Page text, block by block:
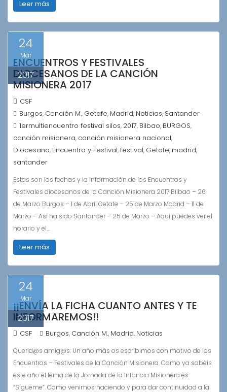
Leer más
24
Mar
2017
ENCUENTROS Y FESTIVALES
DIOCESANOS DE LA CANCIÓN
MISIONERA 2017
CSF
Burgos, Canción M., Getafe, Madrid, Noticias, Santander
1ermultiencuentro festival silos, 2017, Bilbao, BURGOS,
canción misionera, canción misionera nacional,
Diocesano, Encuentro y Festival,festival, Getafe, madrid,
santander
Estas son las fechas y la información de los Encuentros y
Festivales diocesanos de la Canción Misionera 2017 Bilbao – 26
de Marzo Burgos – 1 de Abril Getafe – 25 de Marzo Madrid – 11 de
Marzo – Así ha sido Santander – 25 de Marzo – Aquí puedes ver el
horario y el…
Leer más
24
Mar
2017
¡¡ENVÍA LA FICHA CUANTO ANTES Y TE
INFORMAREMOS!!
CSF Burgos, Canción M., Madrid, Noticias
Querid@s amig@s: Un año más os escribimos con motivo de los
Encuentros – Festivales de la Canción Misionera. Como ya sabéis
este año el lema de la Jornada de la Infancia Misionera es:
“Sígueme”. Como venimos haciendo y para dar continuidad a la